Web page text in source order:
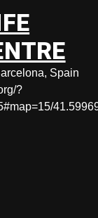
Spain
?